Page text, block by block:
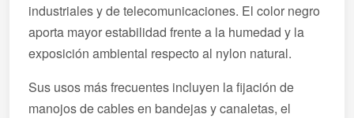
industriales y de telecomunicaciones. El color negro
aporta mayor estabilidad frente a la humedad y la
exposición ambiental respecto al nylon natural.
Sus usos más frecuentes incluyen la fijación de
manojos de cables en bandejas y canaletas, el